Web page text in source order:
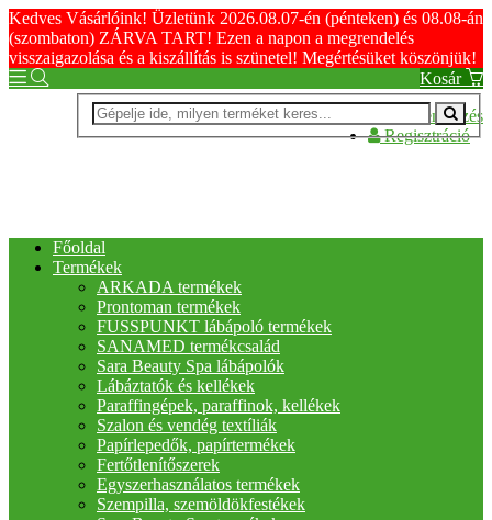
Kedves Vásárlóink! Üzletünk 2026.08.07-én (pénteken) és 08.08-án
(szombaton) ZÁRVA TART! Ezen a napon a megrendelés
visszaigazolása és a kiszállítás is szünetel! Megértésüket köszönjük!
Kosár
Bejelentkezés
Regisztráció
Főoldal
Termékek
ARKADA termékek
Prontoman termékek
FUSSPUNKT lábápoló termékek
SANAMED termékcsalád
Sara Beauty Spa lábápolók
Lábáztatók és kellékek
Paraffingépek, paraffinok, kellékek
Szalon és vendég textíliák
Papírlepedők, papírtermékek
Fertőtlenítőszerek
Egyszerhasználatos termékek
Szempilla, szemöldökfestékek